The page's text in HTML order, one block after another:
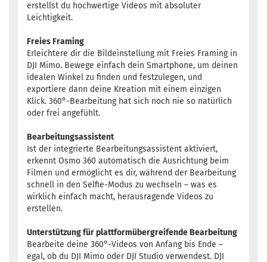
erstellst du hochwertige Videos mit absoluter
Leichtigkeit.
Freies Framing
Erleichtere dir die Bildeinstellung mit Freies Framing in
DJI Mimo. Bewege einfach dein Smartphone, um deinen
idealen Winkel zu finden und festzulegen, und
exportiere dann deine Kreation mit einem einzigen
Klick. 360°-Bearbeitung hat sich noch nie so natürlich
oder frei angefühlt.
Bearbeitungsassistent
Ist der integrierte Bearbeitungsassistent aktiviert,
erkennt Osmo 360 automatisch die Ausrichtung beim
Filmen und ermöglicht es dir, während der Bearbeitung
schnell in den Selfie-Modus zu wechseln – was es
wirklich einfach macht, herausragende Videos zu
erstellen.
Unterstützung für plattformübergreifende Bearbeitung
Bearbeite deine 360°-Videos von Anfang bis Ende –
egal, ob du DJI Mimo oder DJI Studio verwendest. DJI